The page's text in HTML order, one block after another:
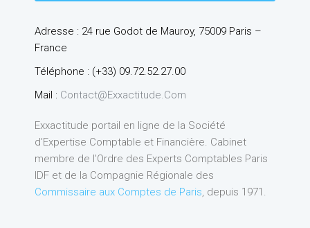
Adresse : 24 rue Godot de Mauroy, 75009 Paris –
France
Téléphone : (+33) 09.72.52.27.00
Mail : Contact@exxactitude.com
Exxactitude portail en ligne de la Société
d’Expertise Comptable et Financière. Cabinet
membre de l’Ordre des Experts Comptables Paris
IDF et de la Compagnie Régionale des
Commissaire aux Comptes de Paris, depuis 1971.